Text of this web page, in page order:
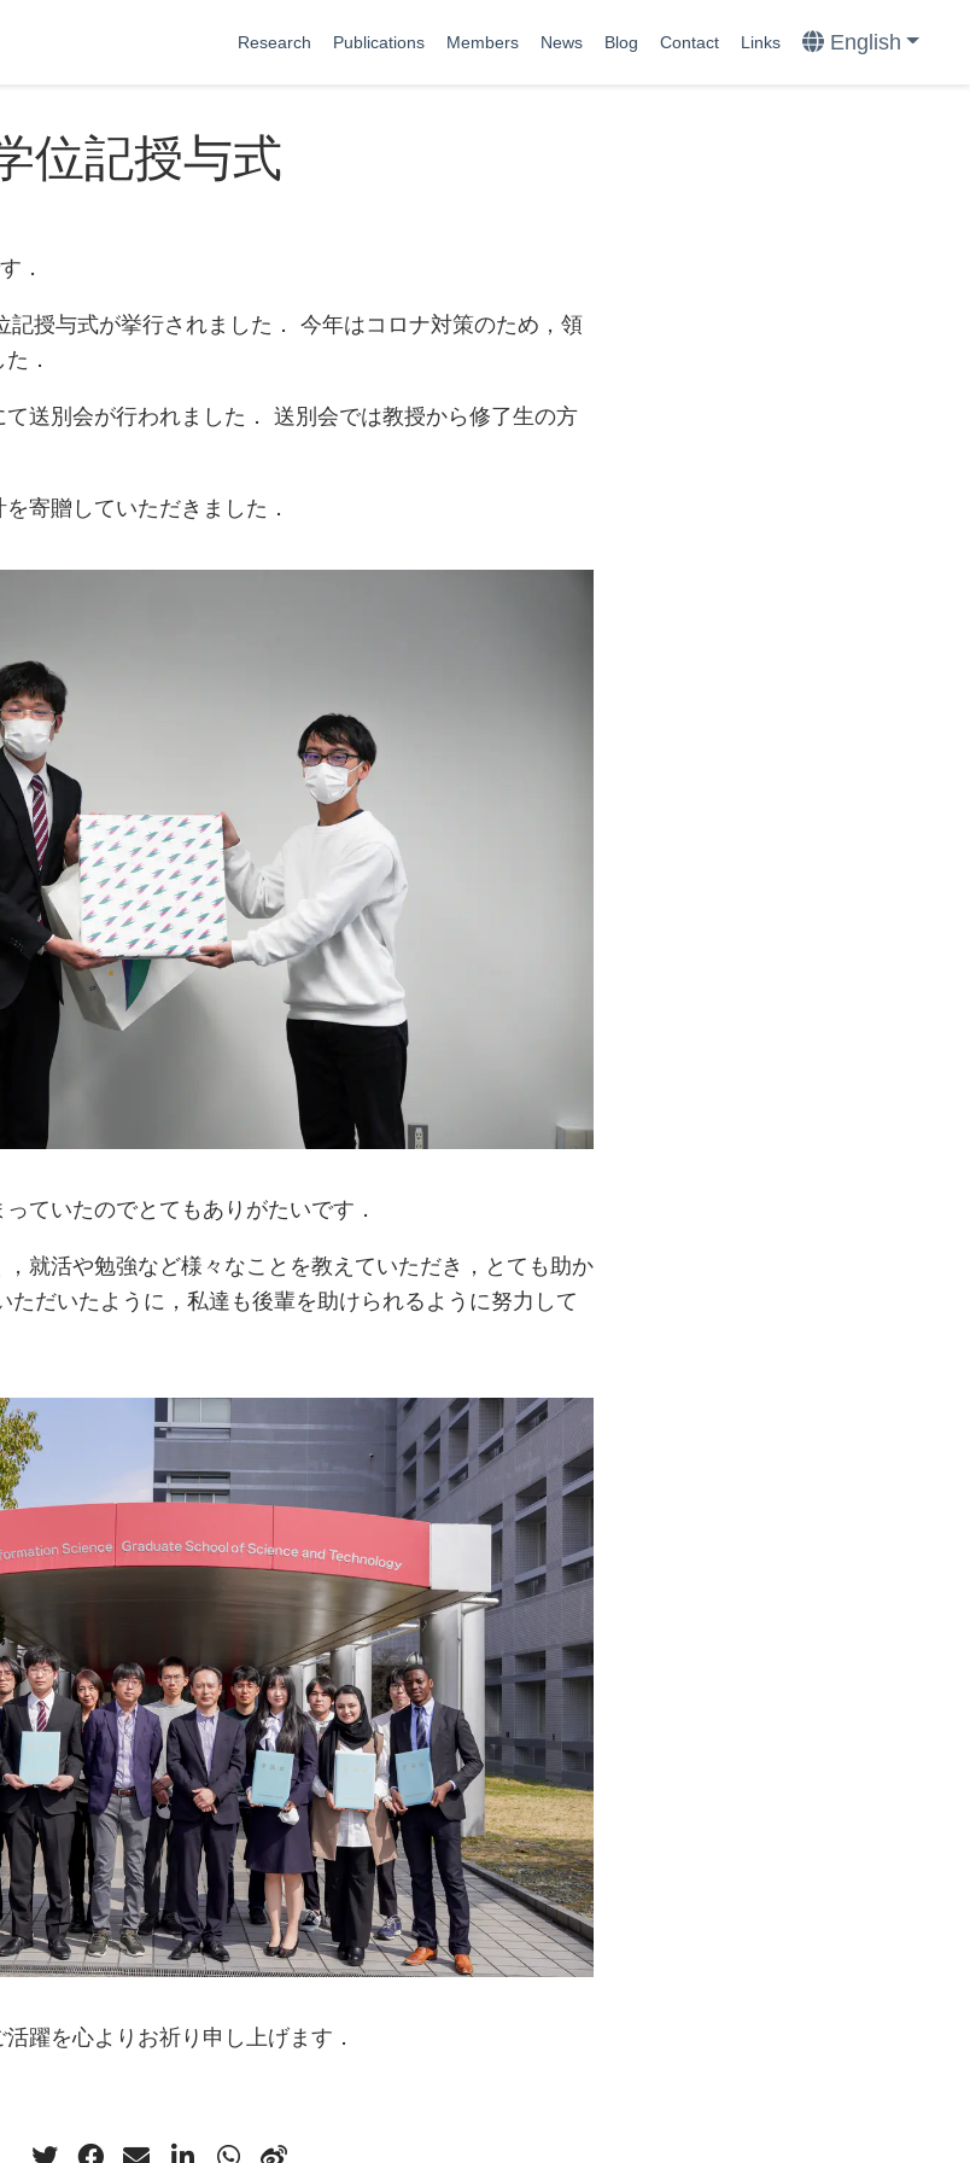
Research Publications Members News Blog Contact Links English
位記授与式
．
記授与式が挙行されました． 今年はコロナ対策のため，領
．
送別会が行われました． 送別会では教授から修了生の方
寄贈していただきました．
ていたのでとてもありがたいです．
就活や勉強など様々なことを教えていただき，とても助か
ただいたように，私達も後輩を助けられるように努力して
躍を心よりお祈り申し上げます．